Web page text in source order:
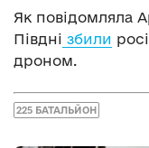
Як повідомляла
Півдні збили
дроном.
225 БАТАЛЬЙОН